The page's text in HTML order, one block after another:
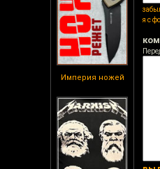
Империя ножей
я с